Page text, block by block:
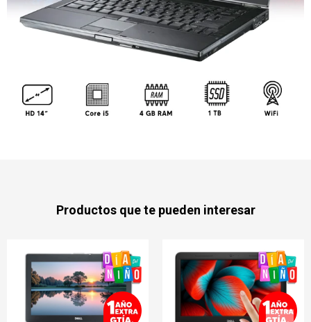
Productos que te pueden interesar